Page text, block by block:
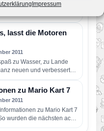
Impressum
Nintendo hat das
lasst die Motoren
2011
zu Wasser, zu Lande
neuen und verbesserten
zu Mario Kart 7
2011
zu Mario Kart 7
wurden die nächsten acht
die…